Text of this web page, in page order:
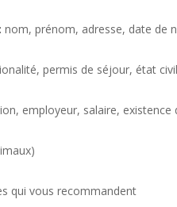
nom, prénom, adresse, date de
permis de séjour, état
employeur, salaire, existence
qui vous recommandent